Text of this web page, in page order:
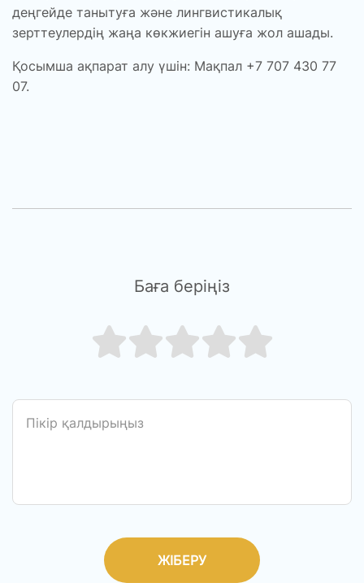
деңгейде танытуға және лингвистикалық
зерттеулердің жаңа көкжиегін ашуға жол ашады.
Қосымша ақпарат алу үшін: Мақпал +7 707 430 77
07.
Баға беріңіз
ЖІБЕРУ